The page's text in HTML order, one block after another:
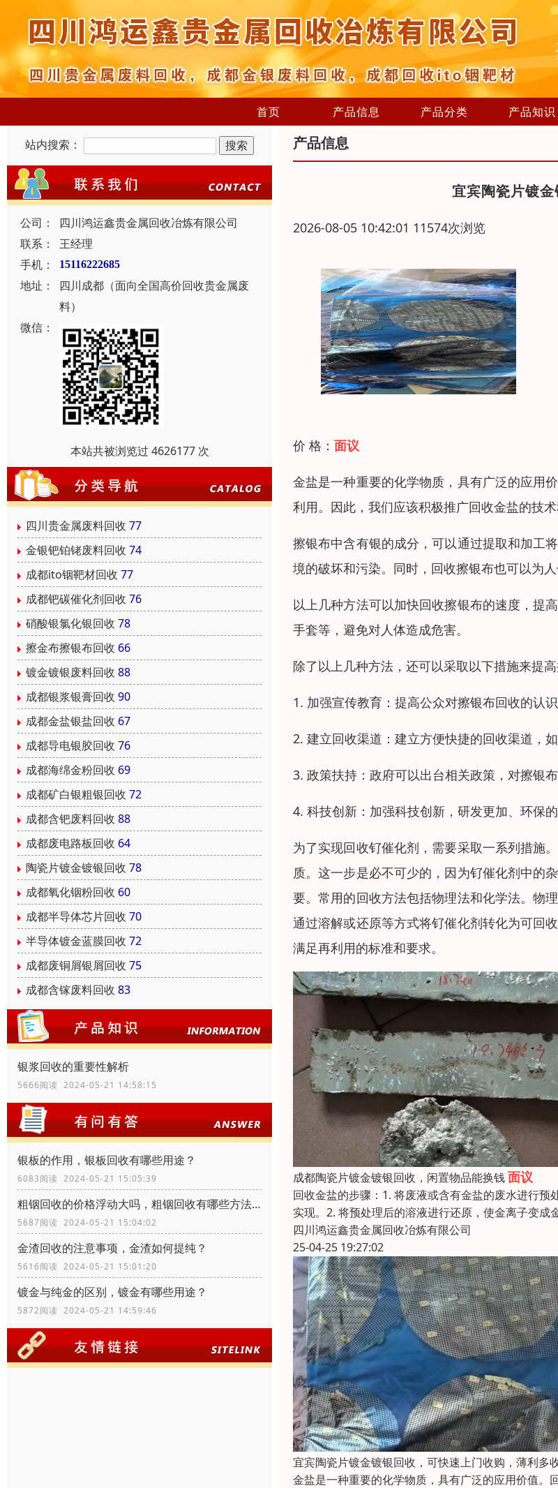
首页 产品信息 产品分类 产品知识
站内搜索：
公司：
四川鸿运鑫贵金属回收冶炼有限公司
联系：
王经理
手机：
15116222685
地址：
四川成都（面向全国高价回收贵金属废
料）
微信：
本站共被浏览过 4626177 次
四川贵金属废料回收 77
金银钯铂铑废料回收 74
成都ito铟靶材回收 77
成都钯碳催化剂回收 76
硝酸银氯化银回收 78
擦金布擦银布回收 66
镀金镀银废料回收 88
成都银浆银膏回收 90
成都金盐银盐回收 67
成都导电银胶回收 76
成都海绵金粉回收 69
成都矿白银粗银回收 72
成都含钯废料回收 88
成都废电路板回收 64
陶瓷片镀金镀银回收 78
成都氧化铟粉回收 60
成都半导体芯片回收 70
半导体镀金蓝膜回收 72
成都废铜屑银屑回收 75
成都含镓废料回收 83
银浆回收的重要性解析
5666阅读 2024-05-21 14:58:15
银板的作用，银板回收有哪些用途？
6083阅读 2024-05-21 15:05:39
粗铟回收的价格浮动大吗，粗铟回收有哪些方法？
5687阅读 2024-05-21 15:04:02
金渣回收的注意事项，金渣如何提纯？
5616阅读 2024-05-21 15:01:20
镀金与纯金的区别，镀金有哪些用途？
5872阅读 2024-05-21 14:59:46
产品信息
宜宾陶瓷片镀
2026-08-05 10:42:01 11574次浏览
价 格： 面议
金盐是一种重要的化学物质，具有广泛的应用
利用。因此，我们应该积极推广回收金盐的技
擦银布中含有银的成分，可以通过提取和加工
境的破坏和污染。同时，回收擦银布也可以为
以上几种方法可以加快回收擦银布的速度，提
手套等，避免对人体造成危害。
除了以上几种方法，还可以采取以下措施来提高
1. 加强宣传教育：提高公众对擦银布回收的认
2. 建立回收渠道：建立方便快捷的回收渠道，
3. 政策扶持：政府可以出台相关政策，对擦银
4. 科技创新：加强科技创新，研发更加、环保
为了实现回收钌催化剂，需要采取一系列措施
质。这一步是必不可少的，因为钌催化剂中的
要。常用的回收方法包括物理法和化学法。物
通过溶解或还原等方式将钌催化剂转化为可回
满足再利用的标准和要求。
成都陶瓷片镀金镀银回收，闲置物品能换钱面议
回收金盐的步骤：1. 将废液或含有金盐的废水进行
实现。2. 将预处理后的溶液进行还原，使金离子变
四川鸿运鑫贵金属回收冶炼有限公司
25-04-25 19:27:02
宜宾陶瓷片镀金镀银回收，可快速上门收购，薄利多
金盐是一种重要的化学物质，具有广泛的应用价值